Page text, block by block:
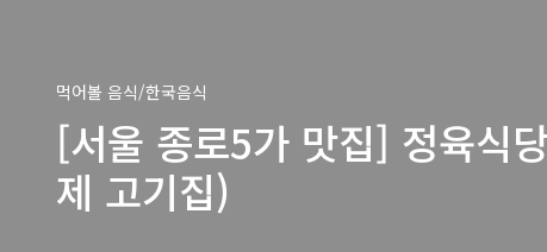
먹어볼 음식/한국음식
[서울 종로5가 맛집] 정육식
제 고기집)